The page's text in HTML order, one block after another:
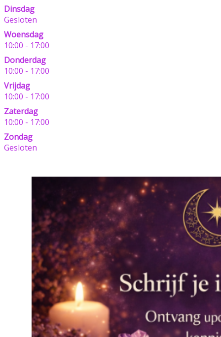
Dinsdag
Gesloten
Woensdag
10:00 - 17:00
Donderdag
10:00 - 17:00
Vrijdag
10:00 - 17:00
Zaterdag
10:00 - 17:00
Zondag
Gesloten